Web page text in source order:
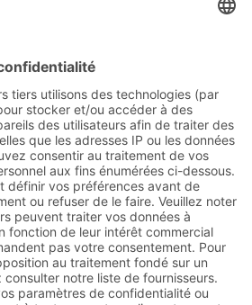
PARTAGER
à la lettre
de BITO :
l'entrepôt et de
exclusives